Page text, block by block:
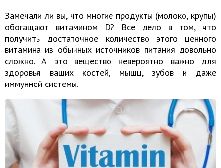
Замечали ли вы, что многие продукты (молоко, крупы)
обогащают витамином D? Все дело в том, что
получить достаточное количество этого ценного
витамина из обычных источников питания довольно
сложно. А это вещество невероятно важно для
здоровья ваших костей, мышц, зубов и даже
иммунной системы.